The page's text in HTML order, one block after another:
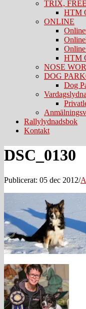
TRIX,
HTM
ONLINE
HTM
NOSE
DOG
Dog
Rallylydnadsbok
Kontakt
DSC_0130
Publicerat: 05 dec 2012/